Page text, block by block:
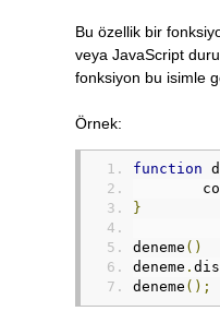
Bu özellik bir
veya JavaScript
fonksiyon bu isimle
Örnek:
function
}
deneme ()
deneme .
deneme ();